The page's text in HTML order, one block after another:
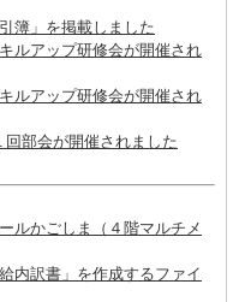
簿」を掲載しました
ルアップ研修会が開催され
ルアップ研修会が開催され
回部会が開催されました
ルかごしま（４階マルチメ
内訳書」を作成するファイ